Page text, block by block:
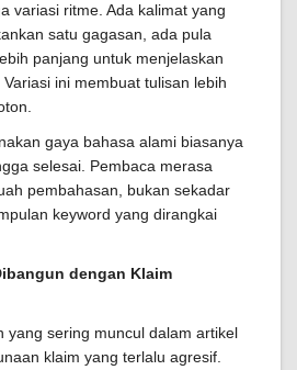
variasi ritme. Ada kalimat yang
satu gagasan, ada pula
panjang untuk menjelaskan
ini membuat tulisan lebih
gaya bahasa alami biasanya
selesai. Pembaca merasa
pembahasan, bukan sekadar
keyword yang dirangkai
dengan Klaim
yang sering muncul dalam artikel
klaim yang terlalu agresif.